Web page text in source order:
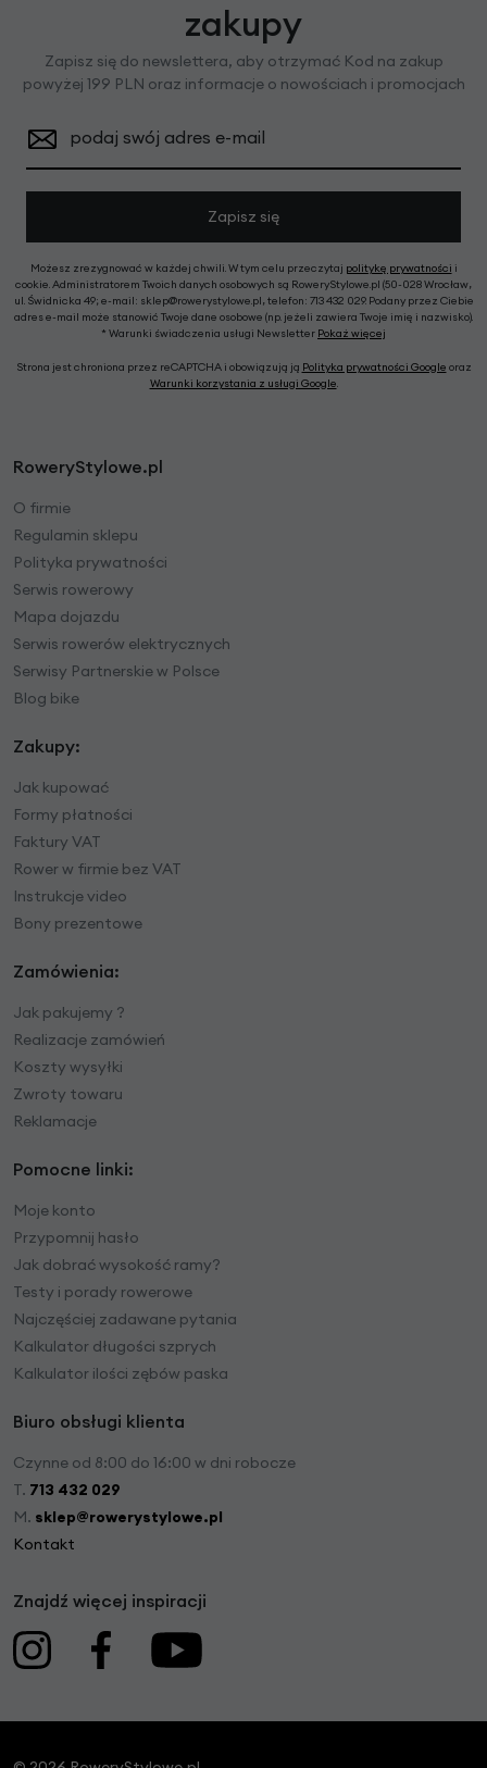
zakupy
Zapisz się do newslettera, aby otrzymać Kod na zakup
powyżej 199 PLN oraz informacje o nowościach i promocjach
podaj swój adres e-mail
Zapisz się
Możesz zrezygnować w każdej chwili. W tym celu przeczytaj politykę prywatności i
cookie. Administratorem Twoich danych osobowych są RoweryStylowe.pl (50-028 Wrocław,
ul. Świdnicka 49; e-mail: sklep@rowerystylowe.pl, telefon: 713 432 029. Podany przez Ciebie
adres e-mail może stanowić Twoje dane osobowe (np. jeżeli zawiera Twoje imię i nazwisko).
* Warunki świadczenia usługi Newsletter Pokaż więcej
Strona jest chroniona przez reCAPTCHA i obowiązują ją Polityka prywatności Google oraz
Warunki korzystania z usługi Google.
RoweryStylowe.pl
O firmie
Regulamin sklepu
Polityka prywatności
Serwis rowerowy
Mapa dojazdu
Serwis rowerów elektrycznych
Serwisy Partnerskie w Polsce
Blog bike
Zakupy:
Jak kupować
Formy płatności
Faktury VAT
Rower w firmie bez VAT
Instrukcje video
Bony prezentowe
Zamówienia:
Jak pakujemy ?
Realizacje zamówień
Koszty wysyłki
Zwroty towaru
Reklamacje
Pomocne linki:
Moje konto
Przypomnij hasło
Jak dobrać wysokość ramy?
Testy i porady rowerowe
Najczęściej zadawane pytania
Kalkulator długości szprych
Kalkulator ilości zębów paska
Biuro obsługi klienta
Czynne od 8:00 do 16:00 w dni robocze
T. 713 432 029
M. sklep@rowerystylowe.pl
Kontakt
Znajdź więcej inspiracji